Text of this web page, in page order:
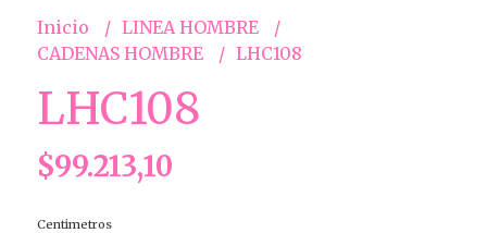
Inicio
LINEA HOMBRE
CADENAS HOMBRE
LHC108
LHC108
$99.213,10
Centimetros